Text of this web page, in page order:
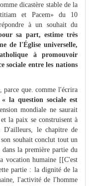
dicastère stable de la
et Pacem» du 10
à un souhait du
sa part, estime très
de l'Église universelle,
à promouvoir
sociale entre les nations
parce que. comme l'écrira
la question sociale est
mondiale ne saurait
la paix se construisent à
D'ailleurs, le chapitre de
souhait conclut tout un
la première partie du
vocation humaine [[C'est
partie : la dignité de la
l'activité de l'homme